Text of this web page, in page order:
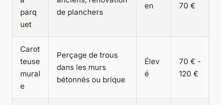
parq
uet
de planchers
en
70 €
Carot
teuse
mural
e
Perçage de trous
dans les murs
bétonnés ou brique
Élev
é
70 € -
120 €